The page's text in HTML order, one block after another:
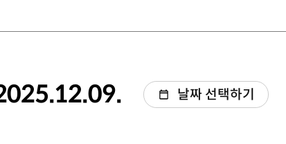
날짜 선택하기